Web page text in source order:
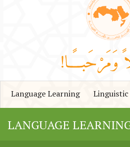
Language Learning
LANGUAGE